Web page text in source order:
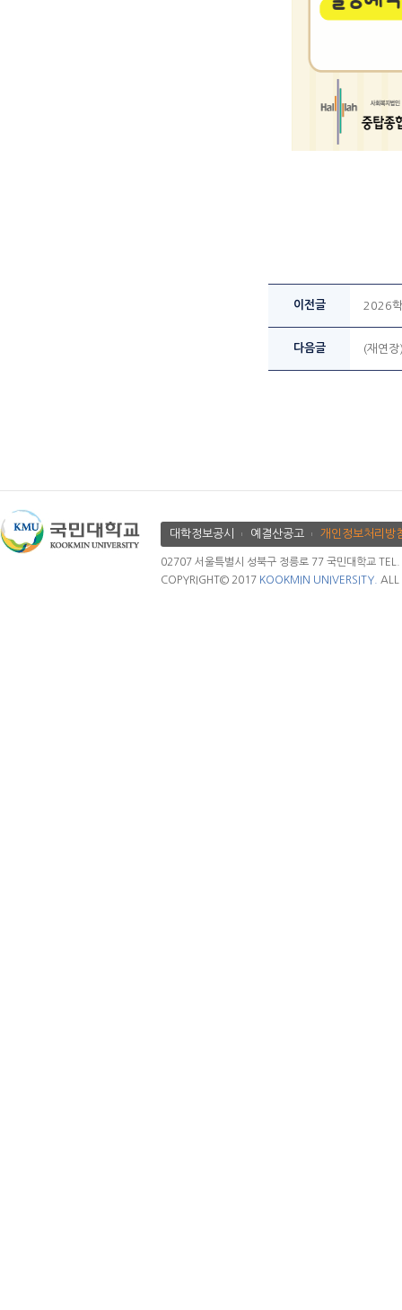
이전글 2026
다음글 (재연
대학정보공시 예결산공고 개인정보처리방
02707 서울특별시 성북구 정릉로 77 국민대학교
COPYRIGHT© 2017 KOOKMIN UNIVERSITY. ALL